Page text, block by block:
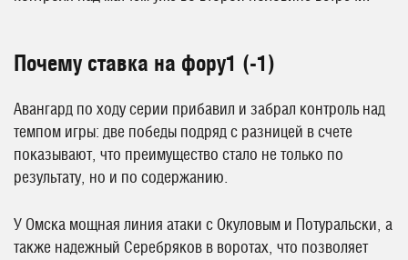
Почему ставка на фору1 (-1)
Авангард по ходу серии прибавил и забрал контроль над
темпом игры: две победы подряд с разницей в счете
показывают, что преимущество стало не только по
результату, но и по содержанию.
У Омска мощная линия атаки с Окуловым и Потуральски, а
также надежный Серебряков в воротах, что позволяет